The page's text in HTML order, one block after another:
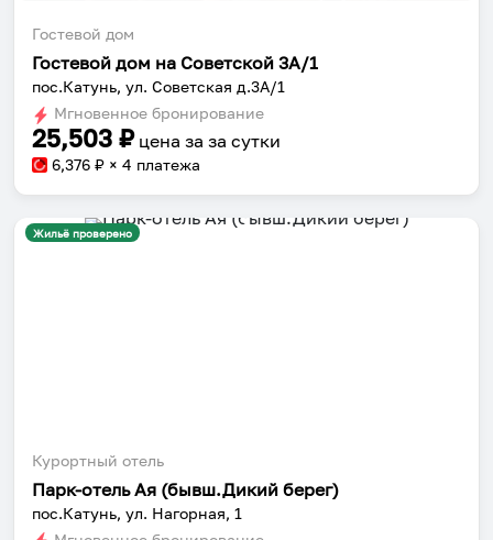
Гостевой дом
Гостевой дом на Советской 3А/1
пос.Катунь, ул. Советская д.3А/1
Мгновенное бронирование
25,503 ₽ цена за за сутки
6,376 ₽ × 4 платежа
Жильё проверено
Курортный отель
Парк-отель Ая (бывш.Дикий берег)
пос.Катунь, ул. Нагорная, 1